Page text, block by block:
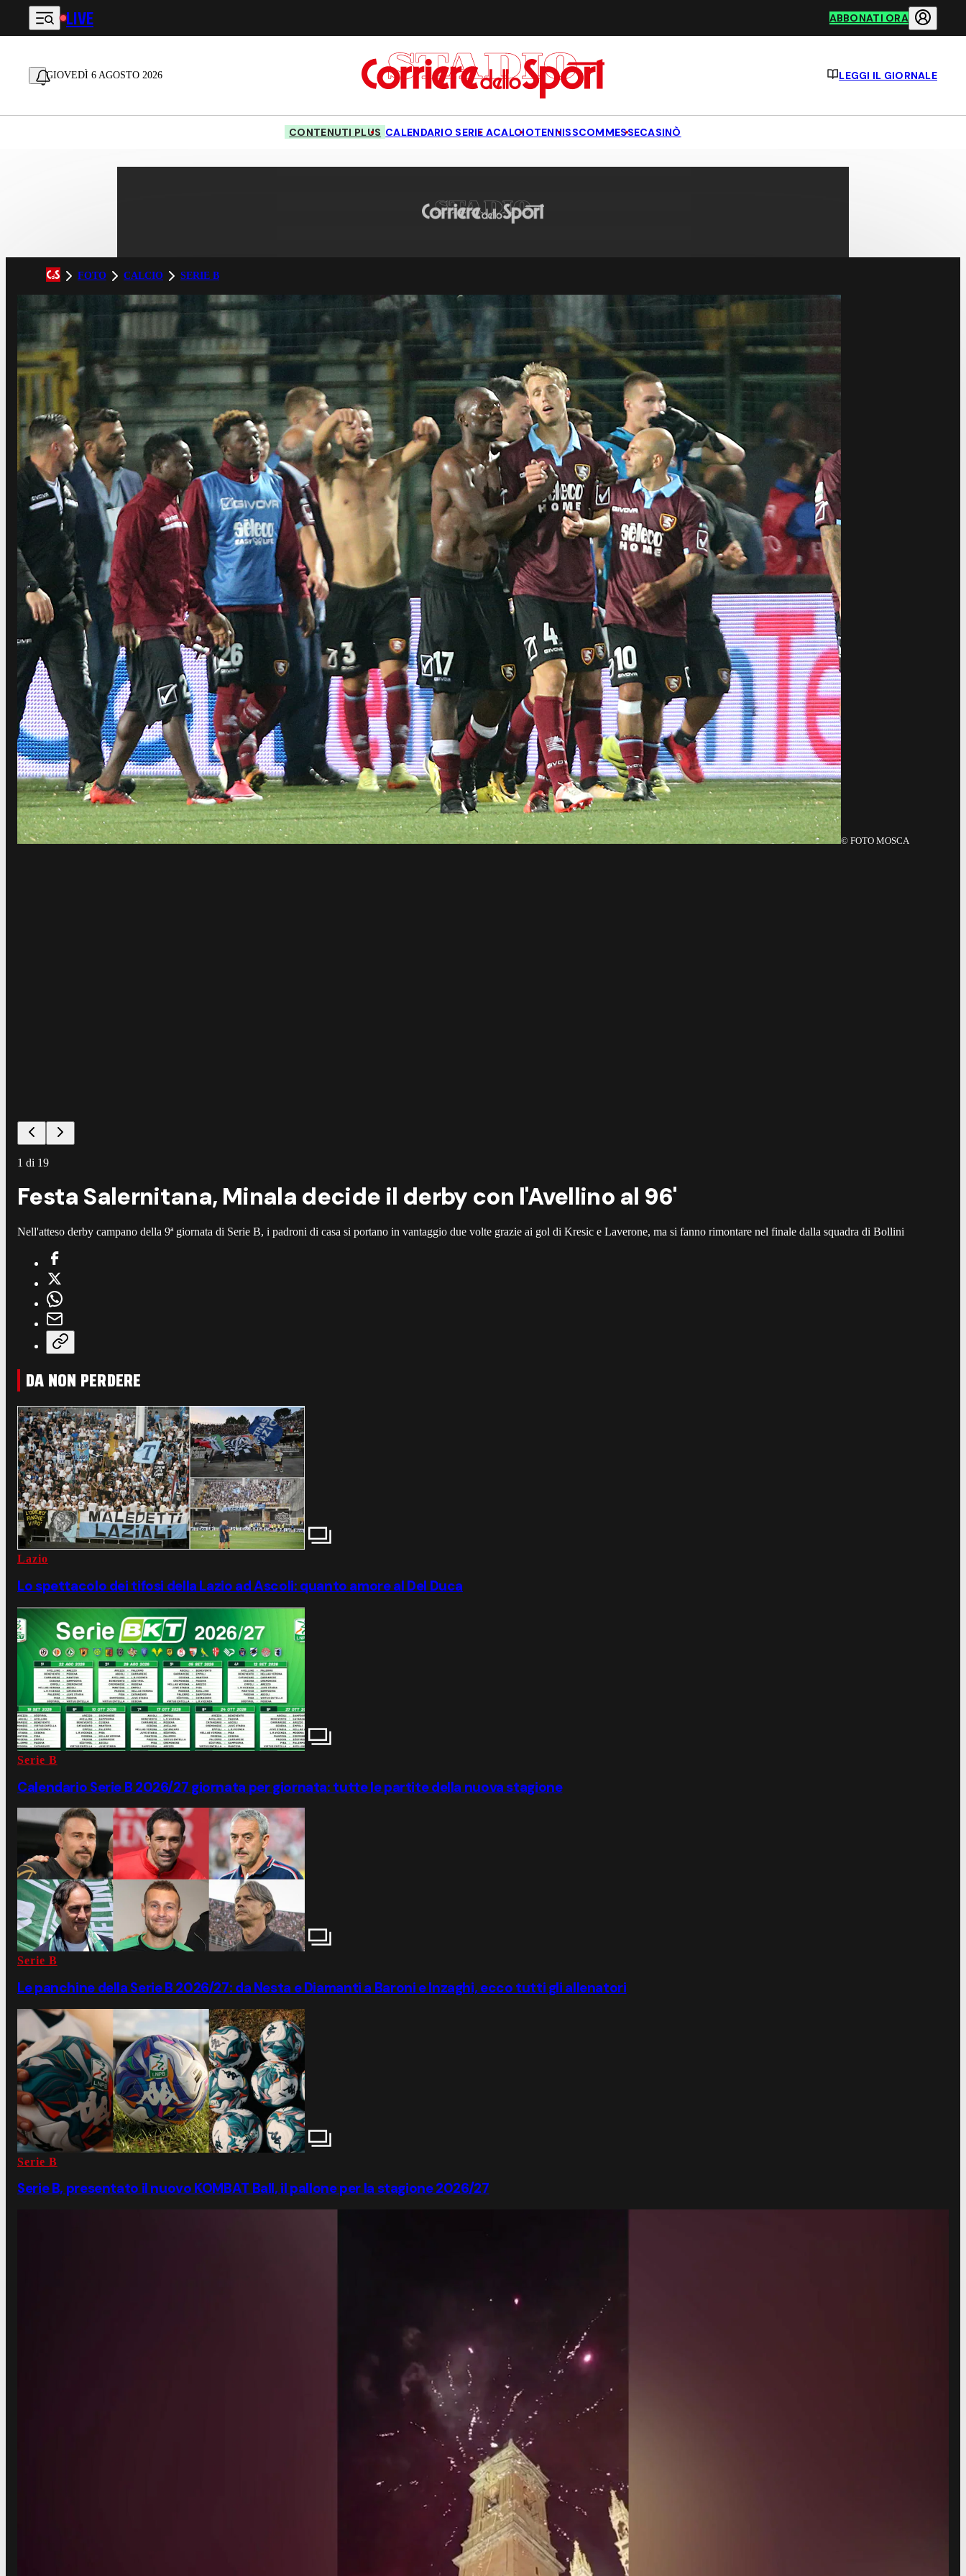
Vai al contenuto principale
LIVE ABBONATI ORA
GIOVEDÌ 6 AGOSTO 2026 LEGGI IL GIORNALE
CONTENUTI PLUS CALENDARIO SERIE ACALCIOTENNISSCOMMESSECASINÒ
FOTO CALCIO SERIE B
© FOTO MOSCA
1 di 19
Festa Salernitana, Minala decide il derby con l'Avellino al 96'
Nell'atteso derby campano della 9ª giornata di Serie B, i padroni di casa si portano in vantaggio due volte grazie ai gol di Kresic e Laverone, ma si fanno rimontare nel finale dalla squadra di Bollini
DA NON PERDERE
Lazio
Lo spettacolo dei tifosi della Lazio ad Ascoli: quanto amore al Del Duca
Serie B
Calendario Serie B 2026/27 giornata per giornata: tutte le partite della nuova stagione
Serie B
Le panchine della Serie B 2026/27: da Nesta e Diamanti a Baroni e Inzaghi, ecco tutti gli allenatori
Serie B
Serie B, presentato il nuovo KOMBAT Ball, il pallone per la stagione 2026/27